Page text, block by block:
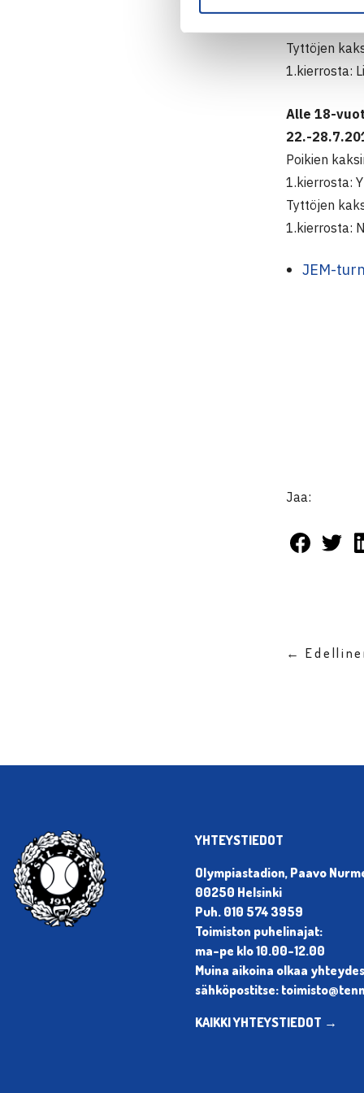
Tyttöjen
1.kierrosta:
Alle 18-
22.-
Poikien
1.kierrosta:
Tyttöjen
1.kierrosta:
JEM-
Jaa:
←
YHTEYSTIEDOT
Olympiastadion, Paavo
00250 Helsinki
Puh. 010 574 3959
Toimiston puhelinajat:
ma-pe klo 10.00-12.00
Muina aikoina olkaa
sähköpostitse:
KAIKKI YHTEYSTIEDOT →